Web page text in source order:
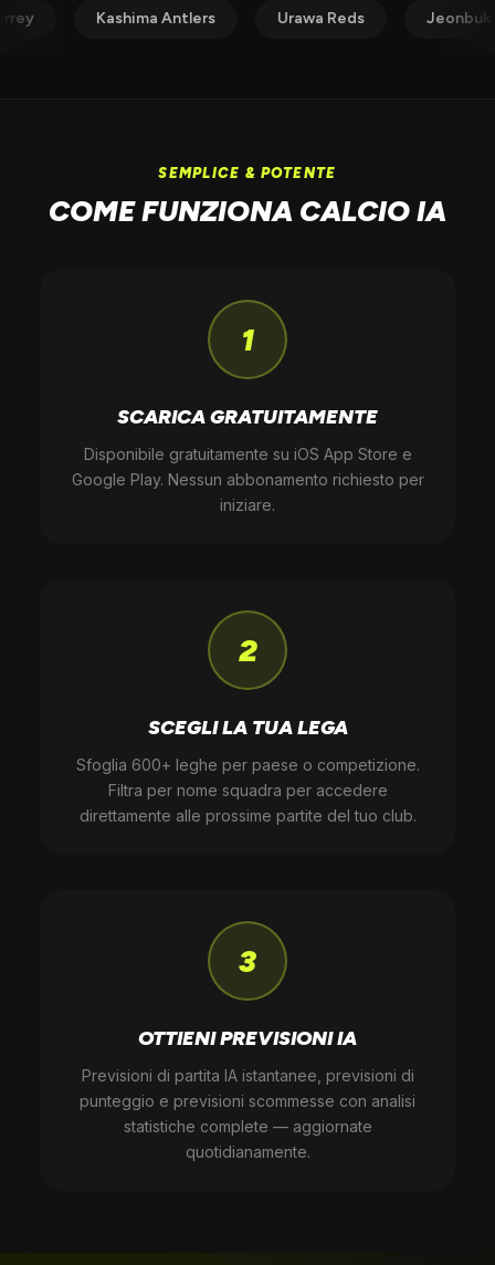
Monterrey Kashima Antlers Urawa Reds
SEMPLICE & POTENTE
COME FUNZIONA CALCIO IA
1
SCARICA GRATUITAMENTE
Disponibile gratuitamente su iOS App Store e
Google Play. Nessun abbonamento richiesto per
iniziare.
2
SCEGLI LA TUA LEGA
Sfoglia 600+ leghe per paese o competizione.
Filtra per nome squadra per accedere
direttamente alle prossime partite del tuo club.
3
OTTIENI PREVISIONI IA
Previsioni di partita IA istantanee, previsioni di
punteggio e previsioni scommesse con analisi
statistiche complete — aggiornate
quotidianamente.